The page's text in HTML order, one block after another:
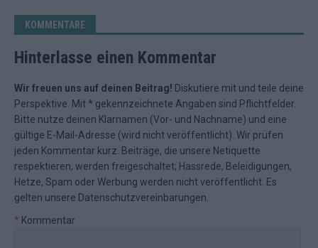
KOMMENTARE
Hinterlasse einen Kommentar
Wir freuen uns auf deinen Beitrag! Diskutiere mit und teile deine
Perspektive. Mit * gekennzeichnete Angaben sind Pflichtfelder.
Bitte nutze deinen Klarnamen (Vor- und Nachname) und eine
gültige E-Mail-Adresse (wird nicht veröffentlicht). Wir prüfen
jeden Kommentar kurz. Beiträge, die unsere Netiquette
respektieren, werden freigeschaltet; Hassrede, Beleidigungen,
Hetze, Spam oder Werbung werden nicht veröffentlicht. Es
gelten unsere Datenschutzvereinbarungen
* Kommentar